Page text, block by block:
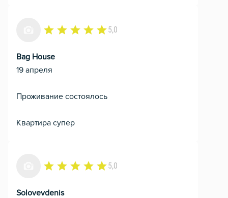
5,0
Bag House
19 апреля
Проживание состоялось
Квартира супер
5,0
Solovevdenis